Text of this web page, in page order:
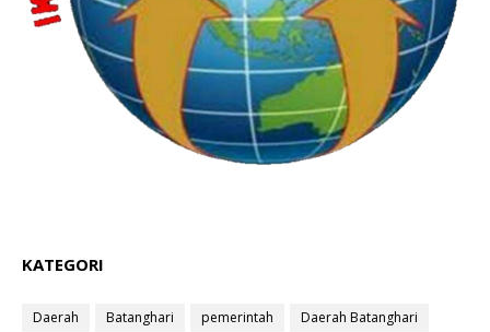
KATEGORI
Daerah Batanghari pemerintah
Daerah Batanghari